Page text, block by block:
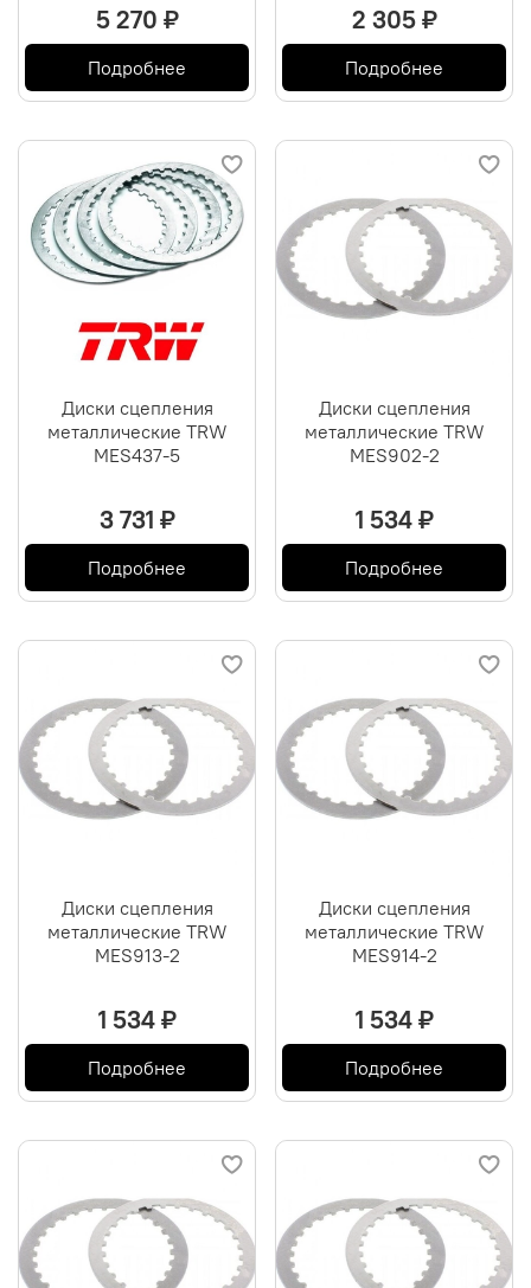
5 270 ₽
Подробнее
2 305 ₽
Подробнее
Диски сцепления
металлические TRW
MES437-5
3 731 ₽
Подробнее
Диски сцепления
металлические TRW
MES902-2
1 534 ₽
Подробнее
Диски сцепления
металлические TRW
MES913-2
1 534 ₽
Подробнее
Диски сцепления
металлические TRW
MES914-2
1 534 ₽
Подробнее